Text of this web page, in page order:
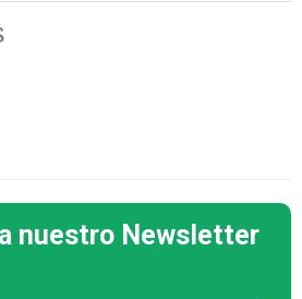
nuestro Newsletter